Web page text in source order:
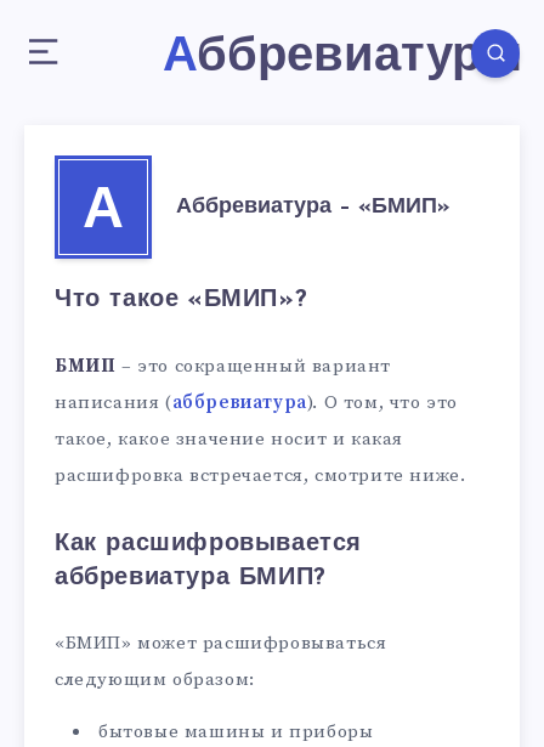
Аббревиатуры
А Аббревиатура – «БМИП»
Что такое «БМИП»?
БМИП – это сокращенный вариант
написания (аббревиатура). О том, что это
такое, какое значение носит и какая
расшифровка встречается, смотрите ниже.
Как расшифровывается
аббревиатура БМИП?
«БМИП» может расшифровываться
следующим образом:
бытовые машины и приборы